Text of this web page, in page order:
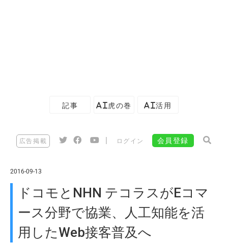
記事 AI虎の巻 AI活用
広告掲載 ログイン 会員登録
2016-09-13
ドコモとNHN テコラスがEコマ
ース分野で協業、人工知能を活
用したWeb接客普及へ